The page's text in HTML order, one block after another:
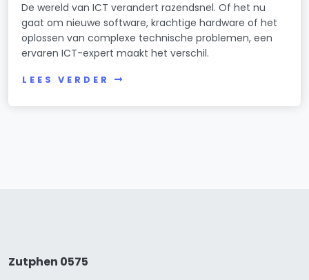
De wereld van ICT verandert razendsnel. Of het nu
gaat om nieuwe software, krachtige hardware of het
oplossen van complexe technische problemen, een
ervaren ICT-expert maakt het verschil.
LEES VERDER
Zutphen 0575